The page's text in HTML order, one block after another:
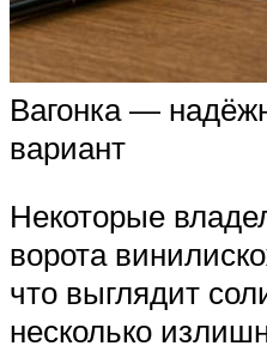
Вагонка —
вариант
Некоторые
ворота
что выглядит
несколько